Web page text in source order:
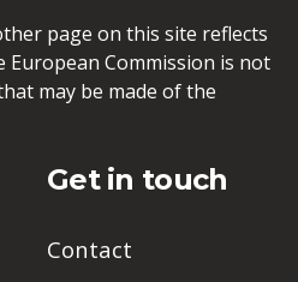
page on this site reflects
European Commission is not
may be made of the
Get in touch
Contact